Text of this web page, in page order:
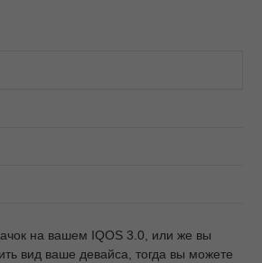
на вашем IQOS 3.0, или же вы
вид ваше девайса, тогда вы можете